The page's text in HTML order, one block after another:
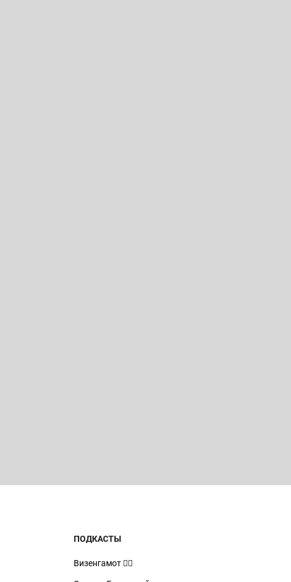
ПОДКАСТЫ
Визенгамот 🧙‍♂️